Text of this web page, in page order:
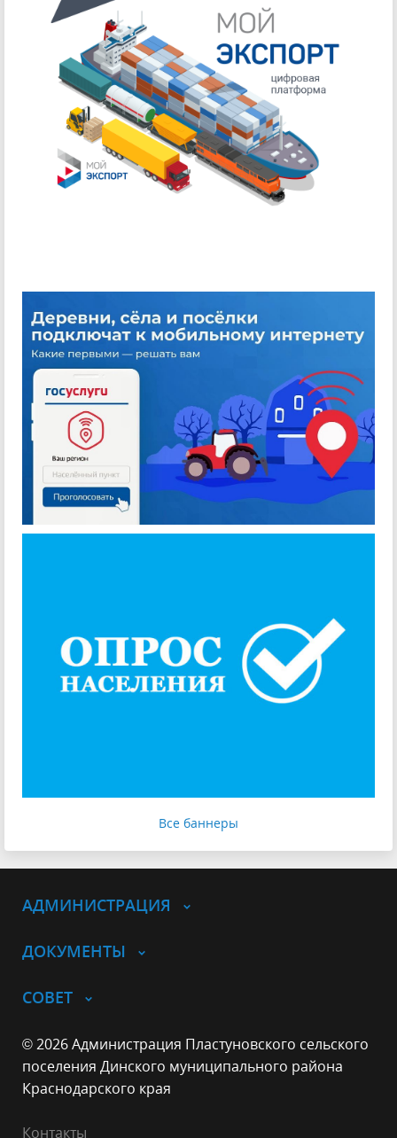
Все баннеры
АДМИНИСТРАЦИЯ
ДОКУМЕНТЫ
СОВЕТ
© 2026 Администрация Пластуновского сельского
поселения Динского муниципального района
Краснодарского края
Контакты